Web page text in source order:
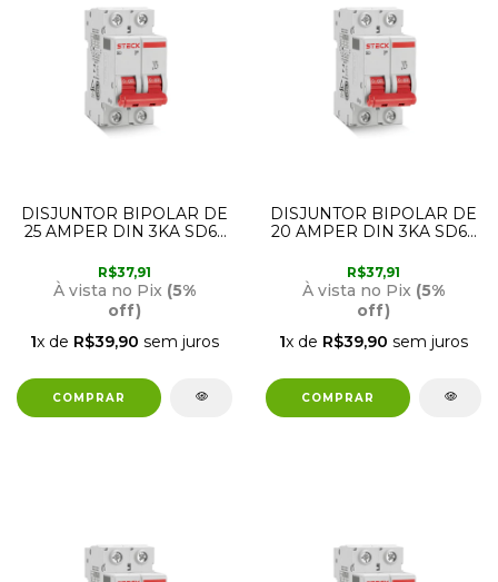
DISJUNTOR BIPOLAR DE
25 AMPER DIN 3KA SD62
R$37,91
À vista no Pix (5%
off)
1x de R$39,90 sem juros
DISJUNTOR BIPOLAR DE
20 AMPER DIN 3KA SD62
R$37,91
À vista no Pix (5%
off)
1x de R$39,90 sem juros